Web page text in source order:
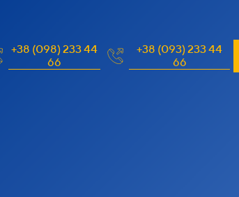
+38 (098) 233 44
66
+38 (093) 233 44
66